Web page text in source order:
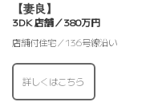
【妻良】
3DK 店舗／380万円
店舗付住宅／136号線沿い
詳しくはこちら